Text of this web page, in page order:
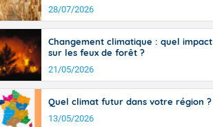
Aquitaine,
de-
sont
sont
un peu
du pays en
28/07/2026
Changement climatique : quel impact
sur les feux de forêt ?
21/05/2026
Quel climat futur dans votre région ?
13/05/2026